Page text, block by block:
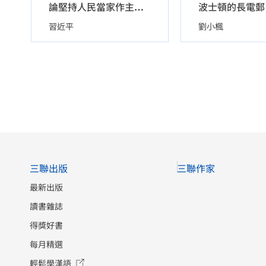
論堅持人民當家作主（平裝）
習近平 劉小楓
三聯出版
最新出版
讀書雜誌
得獎好書
每月精選
輕鬆學漢語
三聯作家